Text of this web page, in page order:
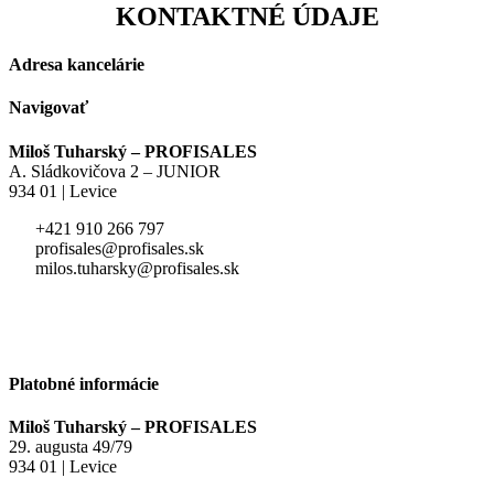
KONTAKTNÉ ÚDAJE
Adresa kancelárie
Navigovať
Miloš Tuharský – PROFISALES
A. Sládkovičova 2 – JUNIOR
934 01 | Levice
+421 910 266 797
profisales@profisales.sk
milos.tuharsky@profisales.sk
Platobné informácie
Miloš Tuharský – PROFISALES
29. augusta 49/79
934 01 | Levice